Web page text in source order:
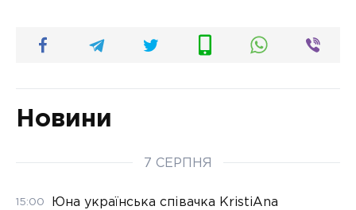
Новини
7 СЕРПНЯ
15:00
Юна українська співачка KristiAna